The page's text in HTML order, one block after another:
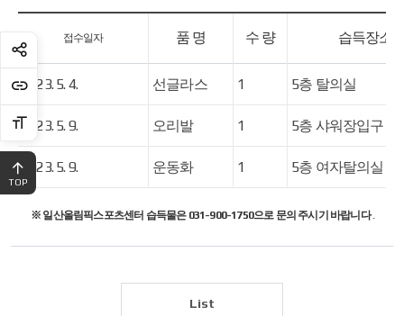
접수일자 품 명 수 량 습득장소
2023. 5. 4. 선글라스 1 5층 탈의실
2023. 5. 9. 오리발 1 5층 샤워장입구
2023. 5. 9. 운동화 1 5층 여자탈의실
※ 일산올림픽스포츠센터 습득물은 031-900-1750으로 문의 주시기 바랍니다
List
TOP